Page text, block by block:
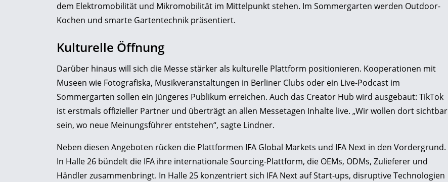
dem Elektromobilität und Mikromobilität im Mittelpunkt stehen. Im Sommergarten werden Outdoor-
Kochen und smarte Gartentechnik präsentiert.
Kulturelle Öffnung
Darüber hinaus will sich die Messe stärker als kulturelle Plattform positionieren. Kooperationen mit
Museen wie Fotografiska, Musikveranstaltungen in Berliner Clubs oder ein Live-Podcast im
Sommergarten sollen ein jüngeres Publikum erreichen. Auch das Creator Hub wird ausgebaut: TikTok
ist erstmals offizieller Partner und überträgt an allen Messetagen Inhalte live. „Wir wollen dort sichtbar
sein, wo neue Meinungsführer entstehen“, sagte Lindner.
Neben diesen Angeboten rücken die Plattformen IFA Global Markets und IFA Next in den Vordergrund.
In Halle 26 bündelt die IFA ihre internationale Sourcing-Plattform, die OEMs, ODMs, Zulieferer und
Händler zusammenbringt. In Halle 25 konzentriert sich IFA Next auf Start-ups, disruptive Technologien